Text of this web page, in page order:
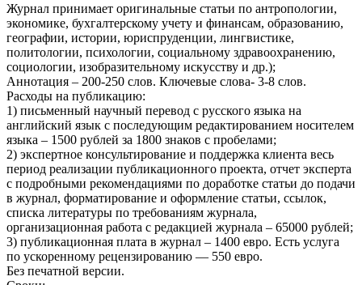
Журнал принимает оригинальные статьи по антропологии,
экономике, бухгалтерскому учету и финансам, образованию,
географии, истории, юриспруденции, лингвистике,
политологии, психологии, социальному здравоохранению,
социологии, изобразительному искусству и др.);
Аннотация – 200-250 слов. Ключевые слова- 3-8 слов.
Расходы на публикацию:
1) письменный научный перевод с русского языка на
английский язык с последующим редактированием носителем
языка – 1500 рублей за 1800 знаков с пробелами;
2) экспертное консультирование и поддержка клиента весь
период реализации публикационного проекта, отчет эксперта
с подробными рекомендациями по доработке статьи до подачи
в журнал, форматирование и оформление статьи, ссылок,
списка литературы по требованиям журнала,
организационная работа с редакцией журнала – 65000 рублей;
3) публикационная плата в журнал – 1400 евро. Есть услуга
по ускоренному рецензированию — 550 евро.
Без печатной версии.